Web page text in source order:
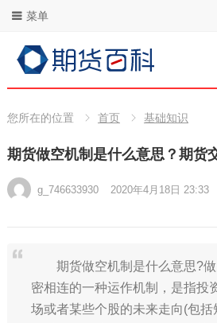
菜单
您所在的位置 首页 基础知识
期货做空机制是什么意思？期货
g_746633930 2020年4月18日 23:33
期货做空机制是什么意思?做
密相连的一种运作机制，是指投
场或者某些个股的未来走向(包括